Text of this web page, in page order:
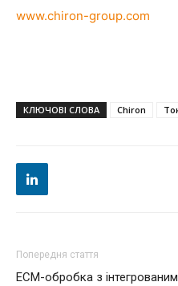
www.chiron-group.com
КЛЮЧОВІ СЛОВА Chiron
Попередня стаття
ECM-обробка з інтегрованим